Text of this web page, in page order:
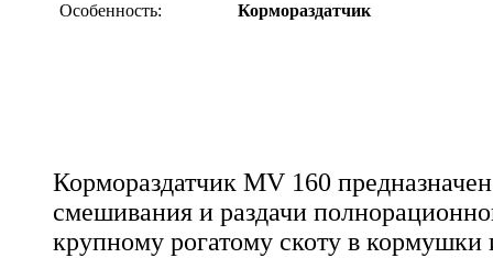
Особенность:
Кормораздатчик
Кормораздатчик MV 160
смешивания и раздачи
крупному рогатому скоту в кормушки